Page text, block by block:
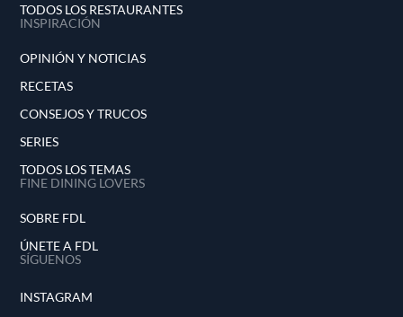
TODOS LOS RESTAURANTES
INSPIRACIÓN
OPINIÓN Y NOTICIAS
RECETAS
CONSEJOS Y TRUCOS
SERIES
TODOS LOS TEMAS
FINE DINING LOVERS
SOBRE FDL
ÚNETE A FDL
SÍGUENOS
INSTAGRAM